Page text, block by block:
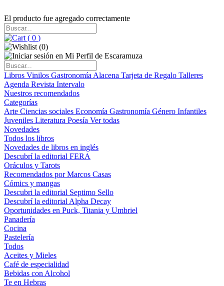
El producto fue agregado correctamente
( 0 )
(0)
Libros Vinilos Gastronomía Alacena Tarjeta de Regalo Talleres
Agenda Revista Intervalo
Nuestros recomendados
Categorías
Arte Ciencias sociales Economía Gastronomía Género Infantiles
Juveniles Literatura Poesía Ver todas
Novedades
Todos los libros
Novedades de libros en inglés
Descubrí la editorial FERA
Oráculos y Tarots
Recomendados por Marcos Casas
Cómics y mangas
Descubri la editorial Septimo Sello
Descubrí la editorial Alpha Decay
Oportunidades en Puck, Titania y Umbriel
Panadería
Cocina
Pastelería
Todos
Aceites y Mieles
Café de especialidad
Bebidas con Alcohol
Te en Hebras